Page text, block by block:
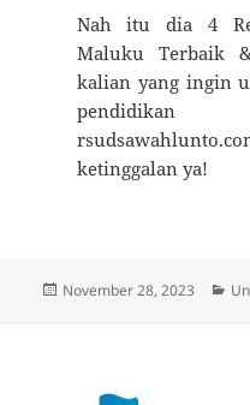
Nah itu dia 4
Maluku Terbaik
kalian yang ingin
ketinggalan ya!
Diposkan
November 28, 2023